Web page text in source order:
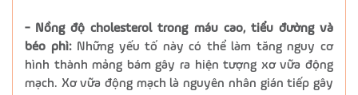
- Nồng độ cholesterol trong máu cao, tiểu đường và
béo phì: Những yếu tố này có thể làm tăng nguy cơ
hình thành mảng bám gây ra hiện tượng xơ vữa động
mạch. Xơ vữa động mạch là nguyên nhân gián tiếp gây